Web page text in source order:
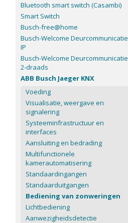
Bluetooth smart switch (Casambi)
Smart Switch
Busch-free@home
Busch-Welcome Deurcommunicatie
IP
Busch-Welcome Deurcommunicatie
2-draads
ABB Busch Jaeger KNX
Voeding
Visualisatie, weergave en
signalering
Systeeminfrastructuur en
interfaces
Aansluiting en bedrading
Multifunctionele
kamerautomatisering
Standaardingangen
Standaarduitgangen
Bediening van zonweringen
Lichtbediening
Aanwezigheidsdetectie